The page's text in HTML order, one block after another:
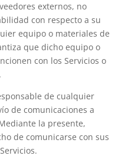
externos, no
con respecto a su
equipo o materiales de
que dicho equipo o
con los Servicios o
de cualquier
de comunicaciones a
la presente,
de comunicarse con sus